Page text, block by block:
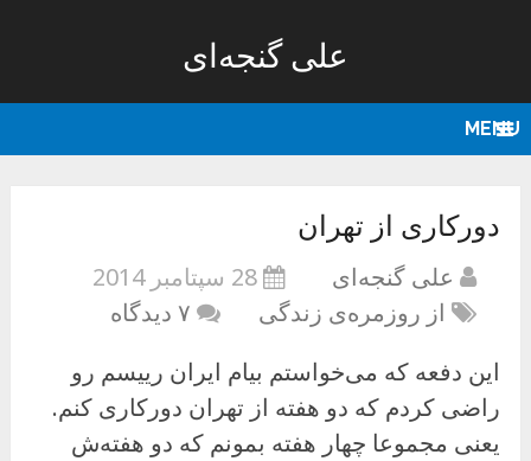
علی گنجه‌ای
MENU
دورکاری از تهران
علی گنجه‌ای
28 سپتامبر 2014
از روزمره‌ی زندگی
۷ دیدگاه
این دفعه که می‌خواستم بیام ایران رییسم رو
راضی کردم که دو هفته از تهران دورکاری کنم.
یعنی مجموعا چهار هفته بمونم که دو هفته‌ش